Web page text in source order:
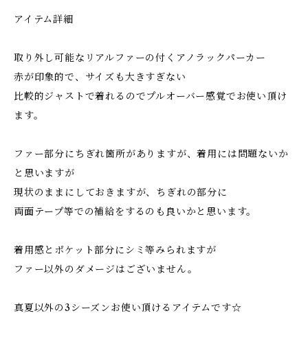
アイテム詳細
取り外し可能なリアルファーの付くアノラックパーカー
赤が印象的で、サイズも大きすぎない
比較的ジャストで着れるのでプルオーバー感覚でお使い頂け
ます。
ファー部分にちぎれ箇所がありますが、着用には問題ないか
と思いますが
現状のままにしておきますが、ちぎれの部分に
両面テープ等での補給をするのも良いかと思います。
着用感とポケット部分にシミ等みられますが
ファー以外のダメージはございません。
真夏以外の3シーズンお使い頂けるアイテムです☆